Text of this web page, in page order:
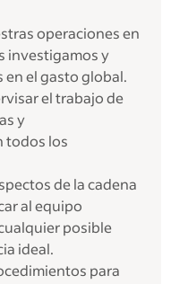
operaciones en
investigamos y
en el gasto global.
el trabajo de
y
todos los
de la cadena
al equipo
posible
ideal.
para